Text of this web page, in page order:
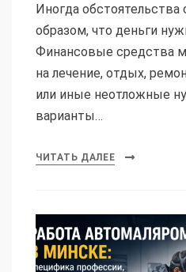
Иногда
образом, что деньги
Финансовые средства
на лечение, отдых,
или иные неотложные
варианты…
ЧИТАТЬ ДАЛЕЕ